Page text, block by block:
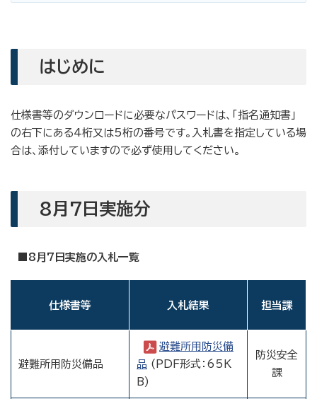
はじめに
仕様書等のダウンロードに必要なパスワードは、「指名通知書」
の右下にある4桁又は5桁の番号です。入札書を指定している場
合は、添付していますので必ず使用してください。
8月7日実施分
■8月7日実施の入札一覧
仕様書等 入札結果 担当課
避難所用防災備品
避難所用防災備
品 (PDF形式：65K
B)
防災安全
課